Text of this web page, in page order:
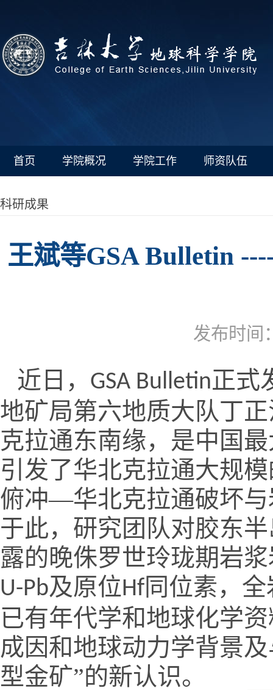
首页 学院概况 学院工作 师资队伍
科研成果
王斌等GSA Bulletin
发布时间
近日， GSA Bulletin正式
地矿局第六地质大队丁
克拉通东南缘，是中国
引发了华北克拉通大规
俯冲—华北克拉通破坏与
于此，研究团队对胶东
露的晚侏罗世玲珑期岩
U-Pb及原位Hf同位素，
已有年代学和地球化学
成因和地球动力学背景
型金矿”的新认识。